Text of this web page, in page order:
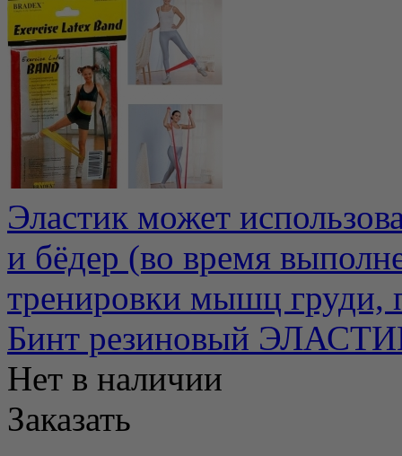
Эластик может
и бёдер (во время
тренировки мышц груди,
Бинт резиновый
Нет в наличии
Заказать